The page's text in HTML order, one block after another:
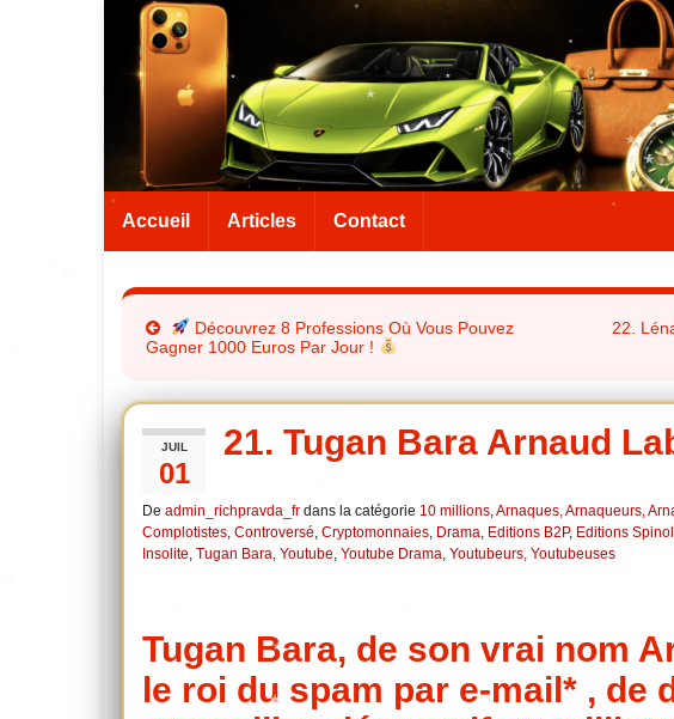
Accueil Articles Contact
Découvrez 8 Professions Où Vous Pouvez
Gagner 1000 Euros Par Jour !
22.
JUIL
01
21. Tugan Bara Arnaud
De admin_richpravda_fr dans la catégorie 10 millions,Arnaques, Arnaqueurs,
Complotistes, Controversé, Cryptomonnaies, Drama, Editions B2P, Editions
Insolite, Tugan Bara, Youtube, Youtube Drama, Youtubeurs, Youtubeuses
Tugan Bara, de son vrai nom
le roi du spam par e-mail* , de